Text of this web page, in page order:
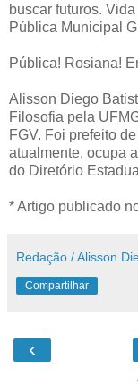
buscar futuros.
Pública Municipal
Pública! Rosiana!
Alisson Diego
Filosofia pela
FGV. Foi prefeito
atualmente, ocupa
do Diretório
* Artigo publicado
Redação / Alisson
Compartilhar
‹